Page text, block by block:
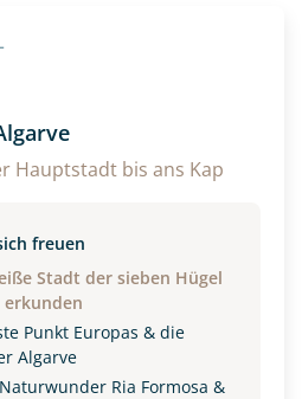
Hauptstadt bis ans Kap
freuen
Stadt der sieben Hügel
erkunden
Punkt Europas & die
Algarve
Ria Formosa &